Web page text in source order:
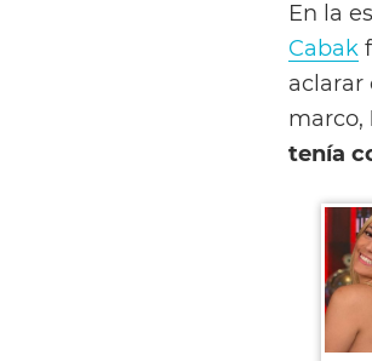
En la
Cabak
aclarar
marco,
tenía